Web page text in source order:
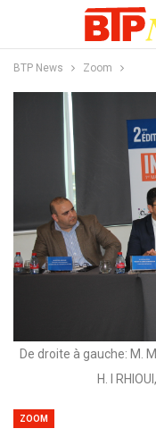
BTP News Zoom
De droite à gauche: M.
H. I
ZOOM